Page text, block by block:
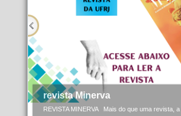
revista Minerva
REVISTA MINERVA Mais do que uma revista,